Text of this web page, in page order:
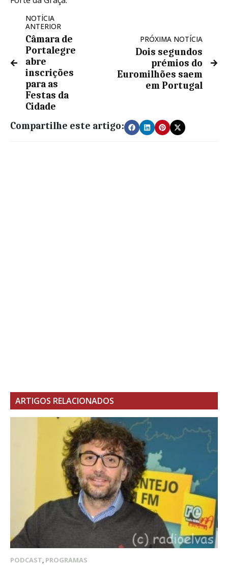
NOTÍCIA
ANTERIOR
Câmara de
Portalegre
abre
inscrições
para as
Festas da
Cidade
PRÓXIMA NOTÍCIA
Dois segundos
prémios do
Euromilhões saem
em Portugal
Compartilhe este artigo:
ARTIGOS RELACIONADOS
PODCAST, PROGRAMAS